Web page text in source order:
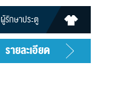
ผู้รักษาประตู
34
รายละเอียด